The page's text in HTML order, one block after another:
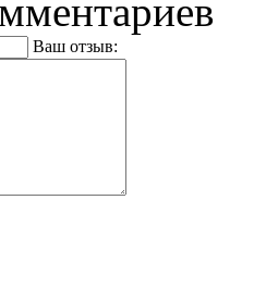
Ваш отзыв: